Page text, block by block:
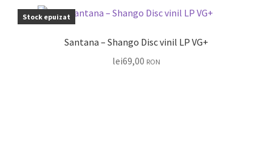
Stock epuizat
Santana – Shango Disc vinil LP VG+
lei69,00 RON